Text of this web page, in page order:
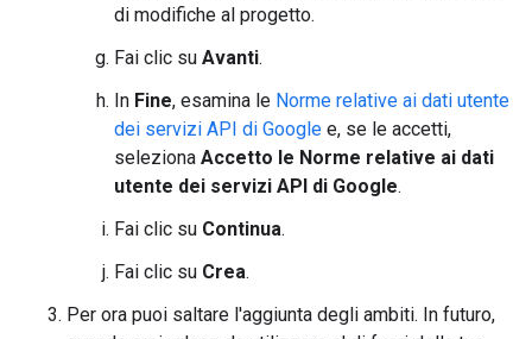
di modifiche al progetto.
Fai clic su Avanti.
In Fine, esamina le Norme relative ai dati utente
dei servizi API di Google e, se le accetti,
seleziona Accetto le Norme relative ai dati
utente dei servizi API di Google.
Fai clic su Continua.
Fai clic su Crea.
Per ora puoi saltare l'aggiunta degli ambiti. In futuro,